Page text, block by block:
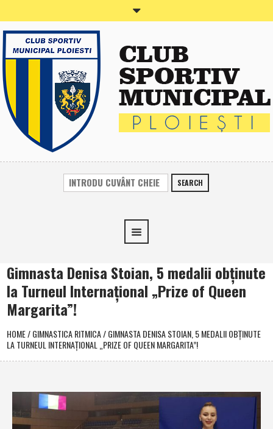
SEARCH
Gimnasta Denisa Stoian, 5 medalii obţinute
la Turneul Internaţional „Prize of Queen
Margarita”!
HOME/GIMNASTICA RITMICA/GIMNASTA DENISA STOIAN, 5 MEDALII OBŢINUTE
LA TURNEUL INTERNAŢIONAL „PRIZE OF QUEEN MARGARITA”!